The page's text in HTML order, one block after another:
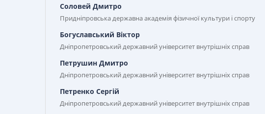
Соловей Дмитро
Придніпровська державна академія фізичної культури і спорту
Богуславський Віктор
Дніпропетровський державний університет внутрішніх справ
Петрушин Дмитро
Дніпропетровський державний університет внутрішніх справ
Петренко Сергій
Дніпропетровський державний університет внутрішніх справ